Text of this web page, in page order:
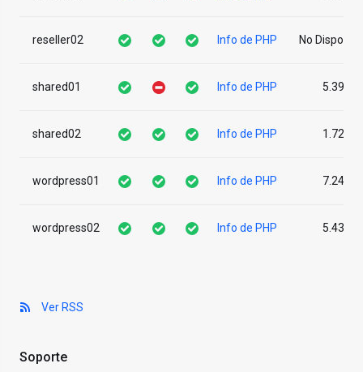
Ver RSS
Soporte
reseller02 Info de PHP No
shared01 Info de PHP 5.39
shared02 Info de PHP 1.72
wordpress01 Info de PHP 7.24
wordpress02 Info de PHP 5.43